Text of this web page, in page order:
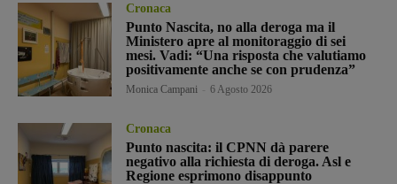
Cronaca
Punto Nascita, no alla deroga ma il
Ministero apre al monitoraggio di sei
mesi. Vadi: “Una risposta che valutiamo
positivamente anche se con prudenza”
Monica Campani 6 Agosto 2026
Cronaca
Punto nascita: il CPNN dà parere
negativo alla richiesta di deroga. Asl e
Regione esprimono disappunto